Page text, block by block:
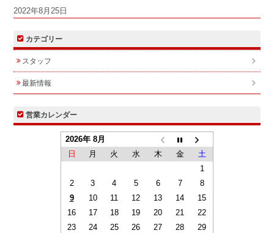
2022年8月25日
カテゴリー
スタッフ
最新情報
営業カレンダー
2026年 8月
日
月 火 水 木 金
土
1
2
3 4 5 6 7
8
9
10 11 12 13 14
15
16
17 18 19 20 21
22
23
24 25 26 27 28
29